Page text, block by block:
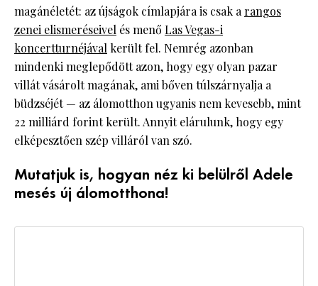
magánéletét: az újságok címlapjára is csak arangos
zenei elismeréseivel és menő Las Vegas-i
koncertturnéjával került fel. Nemrég azonban
mindenki meglepődött azon, hogy egy olyan pazar
villát vásárolt magának, ami bőven túlszárnyalja a
büdzséjét — az álomotthon ugyanis nem kevesebb, mint
22 milliárd forint került. Annyit elárulunk, hogy egy
elképesztően szép villáról van szó.
Mutatjuk is, hogyan néz ki belülről Adele
mesés új álomotthona!